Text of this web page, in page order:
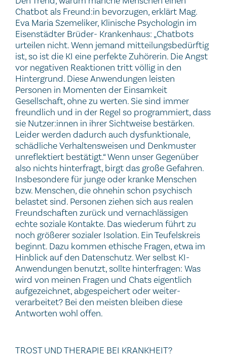
Chatbot als Freund:in bevorzugen, erklärt Mag.
Eva Maria Szemeliker, Klinische Psychologin im
Eisenstädter Brüder- Krankenhaus: „Chatbots
urteilen nicht. Wenn jemand mitteilungsbedürftig
ist, so ist die KI eine perfekte Zuhörerin. Die Angst
vor negativen Reaktionen tritt völlig in den
Hintergrund. Diese Anwendungen leisten
Personen in Momenten der Einsamkeit
Gesellschaft, ohne zu werten. Sie sind immer
freundlich und in der Regel so programmiert, dass
sie Nutzer:innen in ihrer Sichtweise bestärken.
Leider werden dadurch auch dysfunktionale,
schädliche Verhaltensweisen und Denkmuster
unreflektiert bestätigt.“ Wenn unser Gegenüber
also nichts hinterfragt, birgt das große Gefahren.
Insbesondere für junge oder kranke Menschen
bzw. Menschen, die ohnehin schon psychisch
belastet sind. Personen ziehen sich aus realen
Freundschaften zurück und vernachlässigen
echte soziale Kontakte. Das wiederum führt zu
noch größerer sozialer Isolation. Ein Teufelskreis
beginnt. Dazu kommen ethische Fragen, etwa im
Hinblick auf den Datenschutz. Wer selbst KI-
Anwendungen benutzt, sollte hinterfragen: Was
wird von meinen Fragen und Chats eigentlich
aufgezeichnet, abgespeichert oder weiter-
verarbeitet? Bei den meisten bleiben diese
Antworten wohl offen.
TROST UND THERAPIE BEI KRANKHEIT?